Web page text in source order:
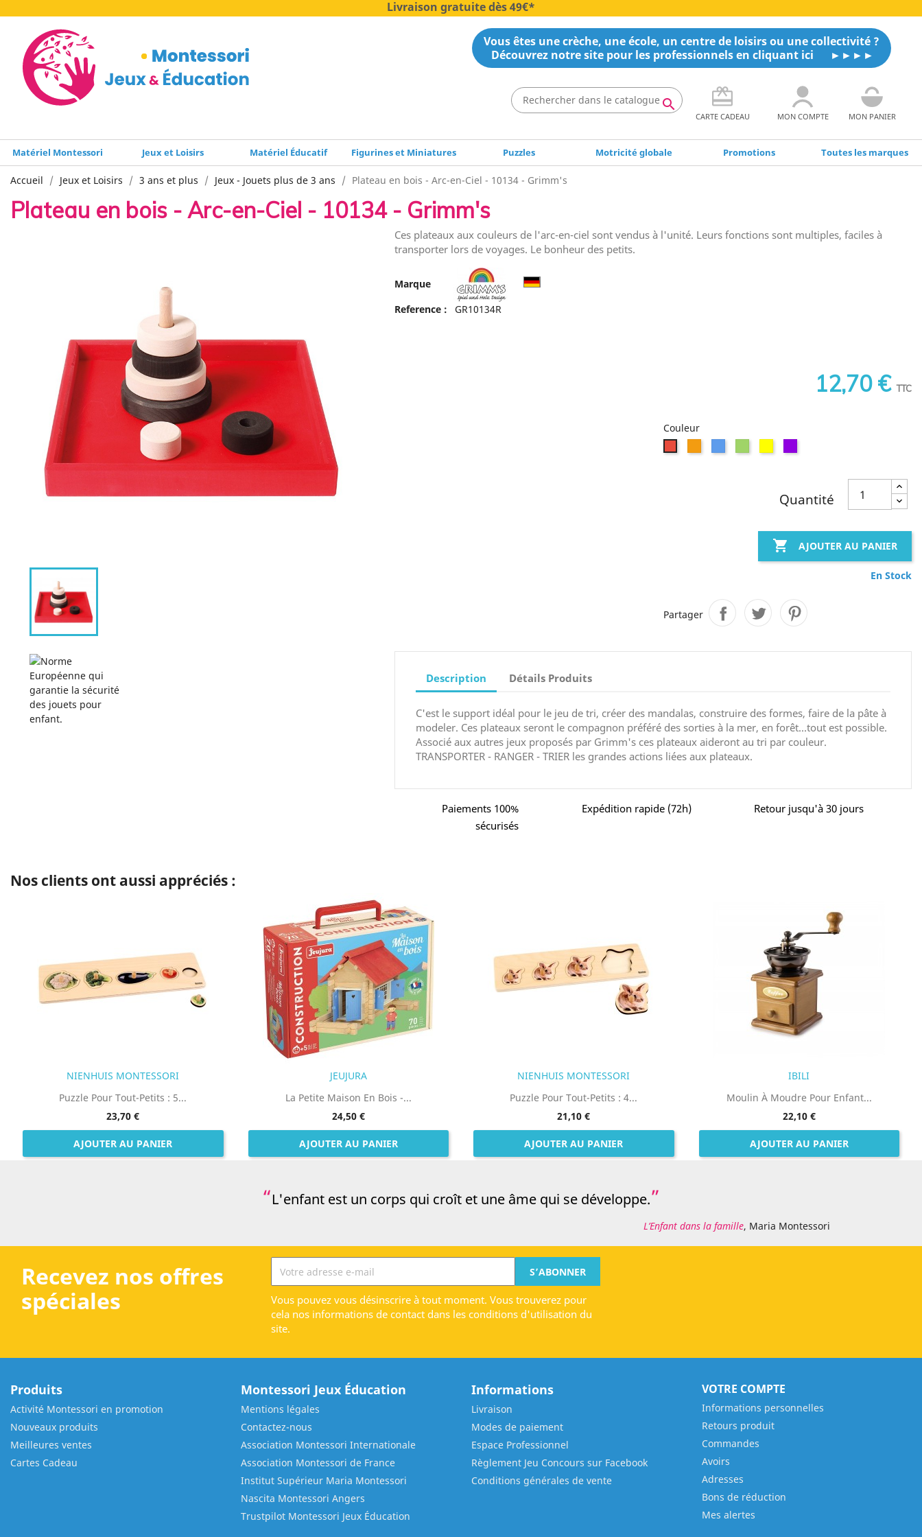
Livraison gratuite dès 49€*
Vous êtes une crèche, une école, un centre de loisirs ou une collectivité ?
Découvrez notre site pour les professionnels en cliquant ici

CARTE CADEAU MON COMPTE MON PANIER
Matériel Montessori Jeux et Loisirs Matériel Éducatif Figurines et Miniatures Puzzles Motricité globale Promotions Toutes les marques
Accueil Jeux et Loisirs 3 ans et plus Jeux - Jouets plus de 3 ans Plateau en bois - Arc-en-Ciel - 10134 - Grimm's
Plateau en bois - Arc-en-Ciel - 10134 - Grimm's
Ces plateaux aux couleurs de l'arc-en-ciel sont vendus à l'unité. Leurs fonctions sont multiples, faciles à
transporter lors de voyages. Le bonheur des petits.
Marque
Reference :
GR10134R
12,70 € TTC
Couleur
Quantité
 AJOUTER AU PANIER
En Stock
Partager
Description Détails Produits
C'est le support idéal pour le jeu de tri, créer des mandalas, construire des formes, faire de la pâte à
modeler. Ces plateaux seront le compagnon préféré des sorties à la mer, en forêt...tout est possible.
Associé aux autres jeux proposés par Grimm's ces plateaux aideront au tri par couleur.
TRANSPORTER - RANGER - TRIER les grandes actions liées aux plateaux.
Paiements 100%
sécurisés
Expédition rapide (72h) Retour jusqu'à 30 jours
Nos clients ont aussi appréciés :
NIENHUIS MONTESSORI
Puzzle Pour Tout-Petits : 5...
23,70 €
AJOUTER AU PANIER
JEUJURA
La Petite Maison En Bois -...
24,50 €
AJOUTER AU PANIER
NIENHUIS MONTESSORI
Puzzle Pour Tout-Petits : 4...
21,10 €
AJOUTER AU PANIER
IBILI
Moulin À Moudre Pour Enfant...
22,10 €
AJOUTER AU PANIER
L'enfant est un corps qui croît et une âme qui se développe.
L’Enfant dans la famille, Maria Montessori
Recevez nos offres
spéciales
Vous pouvez vous désinscrire à tout moment. Vous trouverez pour
cela nos informations de contact dans les conditions d'utilisation du
site.
Produits
Activité Montessori en promotion
Nouveaux produits
Meilleures ventes
Cartes Cadeau
Montessori Jeux Éducation
Mentions légales
Contactez-nous
Association Montessori Internationale
Association Montessori de France
Institut Supérieur Maria Montessori
Nascita Montessori Angers
Trustpilot Montessori Jeux Éducation
Informations
Livraison
Modes de paiement
Espace Professionnel
Règlement Jeu Concours sur Facebook
Conditions générales de vente
VOTRE COMPTE
Informations personnelles
Retours produit
Commandes
Avoirs
Adresses
Bons de réduction
Mes alertes